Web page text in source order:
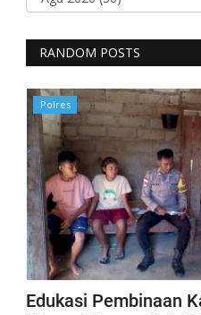
RANDOM POSTS
Polres
Edukasi Pembinaan